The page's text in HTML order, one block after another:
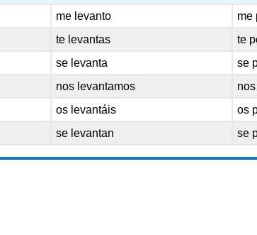
me levanto me
te levantas te
se levanta se
nos levantamos
os levantáis os
se levantan se